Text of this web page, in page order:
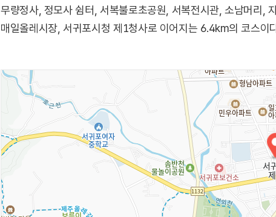
무량정사, 정모사 쉼터, 서복불로초공원, 서복전시관, 소남머리,
매일올레시장, 서귀포시청 제1청사로 이어지는 6.4km의 코스이